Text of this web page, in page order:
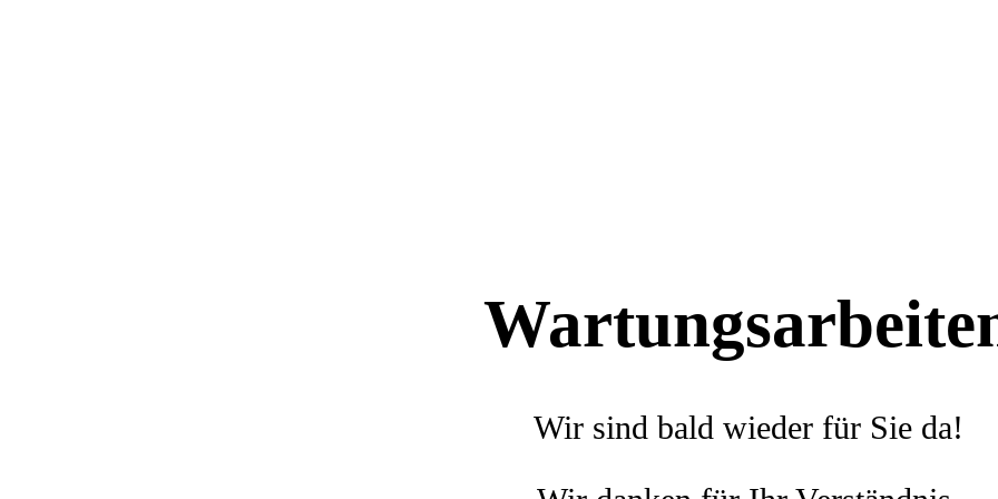
Wir sind bald wieder für Sie da!